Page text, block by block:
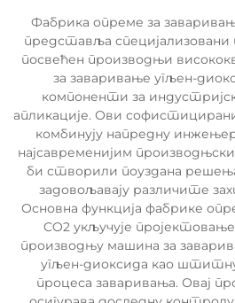
Фабрика опреме за
представља специјализовани
посвећен производњи
за заваривање угљен-
компоненти за
апликације. Ови
комбинују напредну
најсавременијим
би створили поуздана
задовољавају различите
Основна функција фабрике
CO2 укључује
производњу машина за
угљен-диоксида као
процеса заваривања. Овај